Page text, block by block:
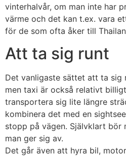
vinterhalvår, om man inte har
värme och det kan t.ex. vara
för de som ofta åker till
Att ta sig runt
Det vanligaste sättet att ta sig
men taxi är också relativt
transportera sig lite längre
kombinera det med en
stopp på vägen. Självklart bör
man ger sig av.
Det går även att hyra bil,